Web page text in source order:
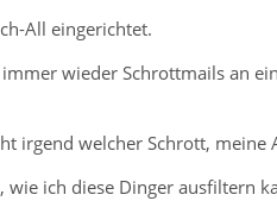
All eingerichtet.
wieder Schrottmails an
irgend welcher Schrott,
wie ich diese Dinger ausfiltern